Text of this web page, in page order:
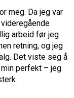
meg. Da jeg var
arbeid før jeg
retning, og jeg
Det viste seg å
perfekt – jeg